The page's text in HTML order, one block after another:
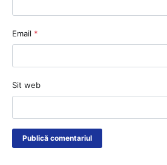
Email *
Sit web